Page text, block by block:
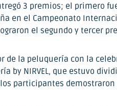
3 premios; el primero
en el Campeonato
el segundo y tercer
de la peluquería con la
by NIRVEL, que estuvo
participantes demostraron